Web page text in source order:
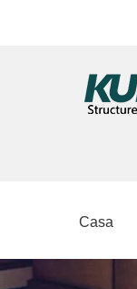
Casa